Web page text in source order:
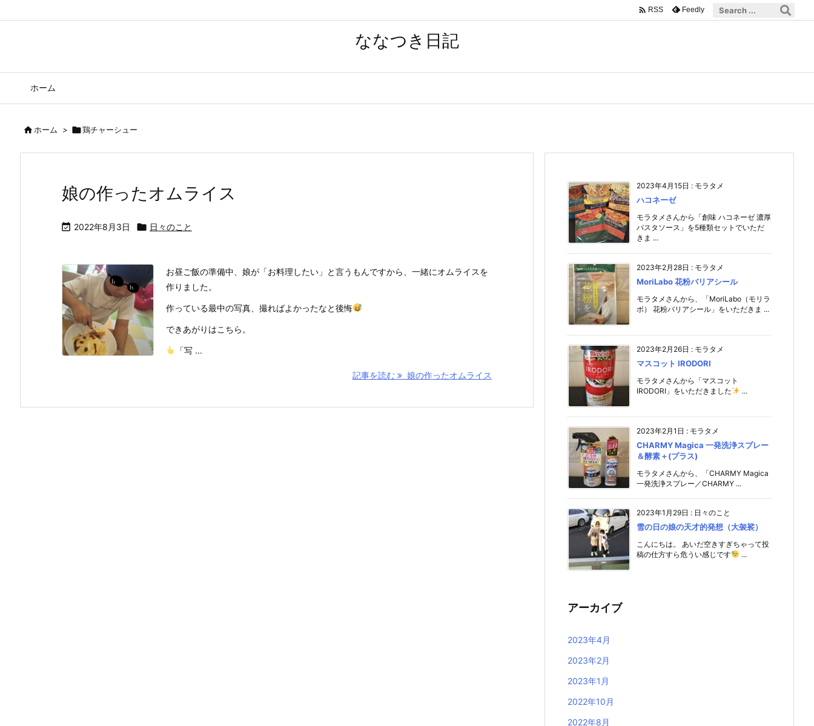
ななつき日記
ホーム
 RSS Feedly
ホーム > 鶏チャーシュー
娘の作ったオムライス
 2022年8月3日  日々のこと
お昼ご飯の準備中、娘が「お料理したい」と言うもんですから、一緒にオムライスを
作りました。
作っている最中の写真、撮ればよかったなと後悔
できあがりはこちら。
「写 ...
記事を読む 娘の作ったオムライス
2023年4月15日 : モラタメ
ハコネーゼ
モラタメさんから「創味 ハコネーゼ 濃厚
パスタソース」を5種類セットでいただ
きま ...
2023年2月28日 : モラタメ
MoriLabo 花粉バリアシール
モラタメさんから、「MoriLabo（モリラ
ボ） 花粉バリアシール」をいただきま ...
2023年2月26日 : モラタメ
マスコット IRODORI
モラタメさんから「マスコット
IRODORI」をいただきました
...
2023年2月1日 : モラタメ
CHARMY Magica 一発洗浄スプレー
＆酵素＋(プラス)
モラタメさんから、「CHARMY Magica
一発洗浄スプレー／CHARMY ...
2023年1月29日 : 日々のこと
雪の日の娘の天才的発想（大袈裟）
こんにちは。 あいだ空きすぎちゃって投
稿の仕方すら危うい感じです
...
アーカイブ
2023年4月
2023年2月
2023年1月
2022年10月
2022年8月